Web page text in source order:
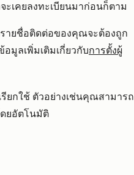
ะเคยลงทะเบียนมาก่อนก็ตาม
ายชื่อติดต่อของคุณจะต้องถูก
อมูลเพิ่มเติมเกี่ยวกับการตั้งผู้
ยกใช้ ตัวอย่างเช่นคุณสามารถ
ดยอัตโนมัติ